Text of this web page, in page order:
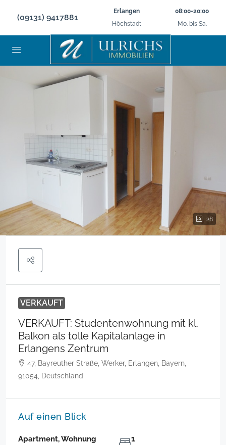
(09131) 9417881
Erlangen
Höchstadt
08:00-20:00
Mo. bis Sa.
28
VERKAUFT
VERKAUFT: Studentenwohnung mit kl.
Balkon als tolle Kapitalanlage in
Erlangens Zentrum
47, Bayreuther Straße, Werker, Erlangen, Bayern,
91054, Deutschland
Auf einen Blick
Apartment, Wohnung 1